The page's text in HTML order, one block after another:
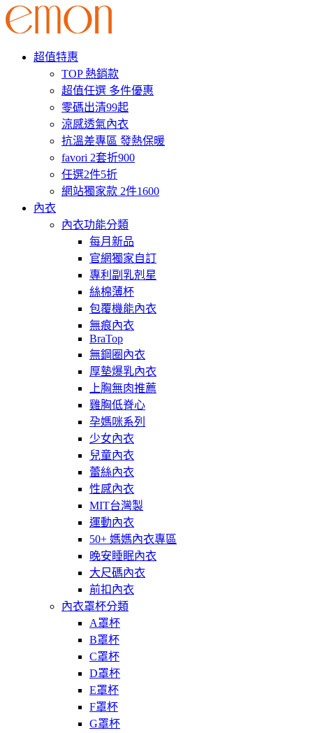
超值特惠
TOP 熱銷款
超值任選 多件優惠
零碼出清99起
涼感透氣內衣
抗溫差專區 發熱保暖
favori 2套折900
任選2件5折
網站獨家款 2件1600
內衣
內衣功能分類
每月新品
官網獨家自訂
專利副乳剋星
絲棉薄杯
包覆機能內衣
無痕內衣
BraTop
無鋼圈內衣
厚墊爆乳內衣
上胸無肉推薦
雞胸低脊心
孕媽咪系列
少女內衣
兒童內衣
蕾絲內衣
性感內衣
MIT台灣製
運動內衣
50+ 媽媽內衣專區
晚安睡眠內衣
大尺碼內衣
前扣內衣
內衣罩杯分類
A罩杯
B罩杯
C罩杯
D罩杯
E罩杯
F罩杯
G罩杯